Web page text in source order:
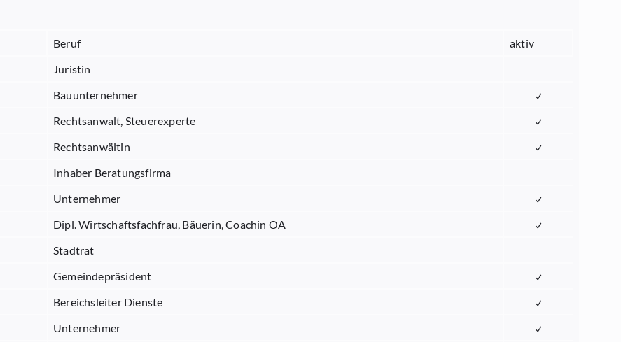
Beruf
aktiv
Juristin
Bauunternehmer
Rechtsanwalt, Steuerexperte
Rechtsanwältin
Inhaber Beratungsfirma
Unternehmer
Dipl. Wirtschaftsfachfrau, Bäuerin, Coachin OA
Stadtrat
Gemeindepräsident
Bereichsleiter Dienste
Unternehmer